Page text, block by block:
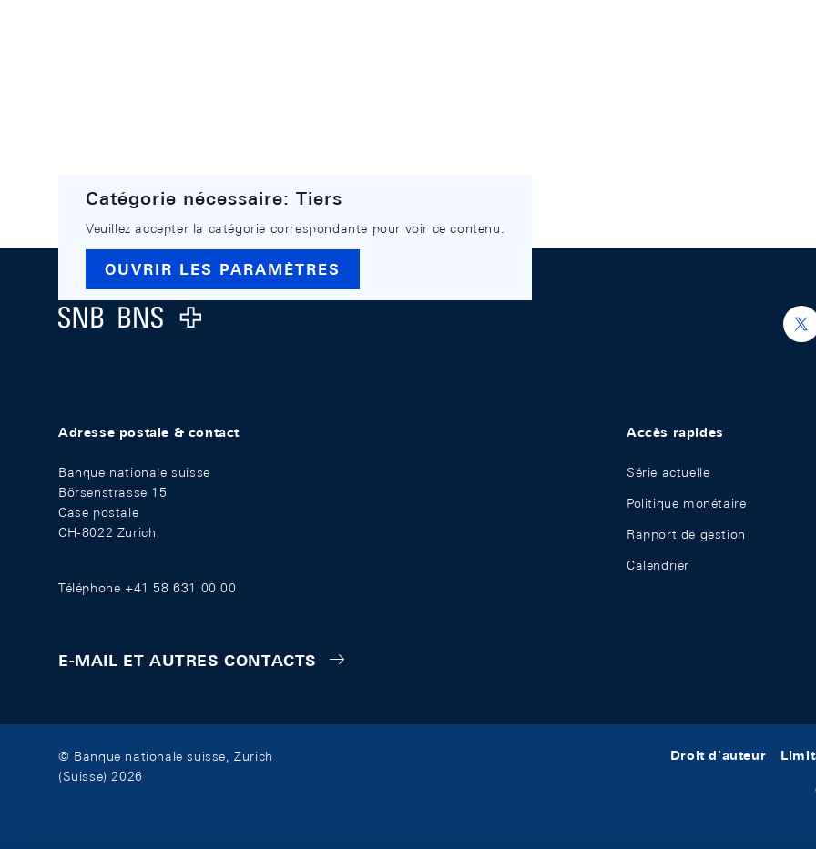
Catégorie nécessaire: Tiers
Veuillez accepter la catégorie correspondante pour voir ce contenu.
OUVRIR LES PARAMÈTRES
Footer
Logo
Adresse postale & contact
Banque nationale suisse
Börsenstrasse 15
Case postale
CH-8022 Zurich
Téléphone +41 58 631 00 00
E-MAIL ET AUTRES CONTACTS
Accès rapides
Série actuelle
Politique monétaire
Rapport de gestion
Calendrier
© Banque nationale suisse, Zurich
(Suisse) 2026
Droit d'auteur